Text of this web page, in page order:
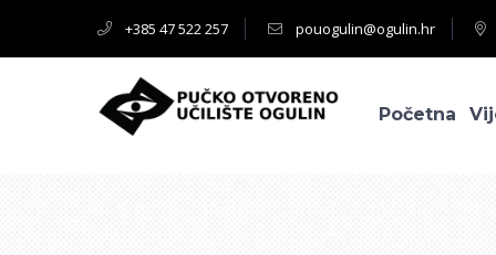
+385 47 522 257 pouogulin@ogulin.hr
Početna